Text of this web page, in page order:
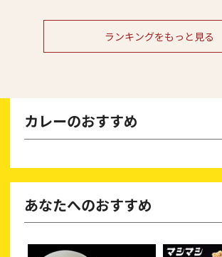
ランキングをもっと見る
カレーのおすすめ
あなたへのおすすめ